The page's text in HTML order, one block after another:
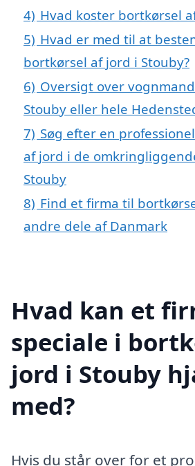
4) Hvad koster bortkørsel
5) Hvad er med til at
bortkørsel af jord i Stouby?
6) Oversigt over
Stouby eller hele
7) Søg efter en
af jord i de
Stouby
8) Find et firma til
andre dele af Danmark
Hvad kan et
speciale i
jord i Stouby
med?
Hvis du står over for et